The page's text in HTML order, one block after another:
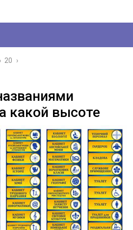
› 20 ›
какой высоте